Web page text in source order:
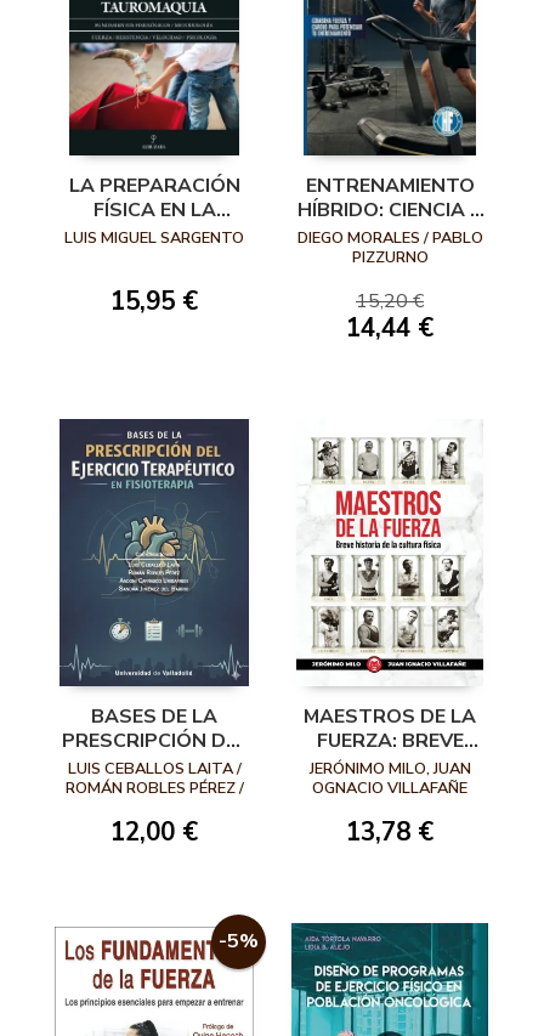
LA PREPARACIÓN
FÍSICA EN LA
TAUROMAQUIA
LUIS MIGUEL SARGENTO
15,95 €
ENTRENAMIENTO
HÍBRIDO: CIENCIA Y
PRÁCTICA
APLICADA A
ATLETAS
HÍBRIDOS
DIEGO MORALES / PABLO
PIZZURNO
15,20 €
14,44 €
BASES DE LA
PRESCRIPCIÓN DEL
EJERCICIO
TERAPÉUTICO EN
LUIS CEBALLOS LAITA /
ROMÁN ROBLES PÉREZ /
URRIBARREN / SANDRA
JIMÉNEZ DEL BARRIO
12,00 €
MAESTROS DE LA
FUERZA: BREVE
HISTORIA DE LA
CULTURA FÍSICA
JERÓNIMO MILO, JUAN
OGNACIO VILLAFAÑE
13,78 €
-5%